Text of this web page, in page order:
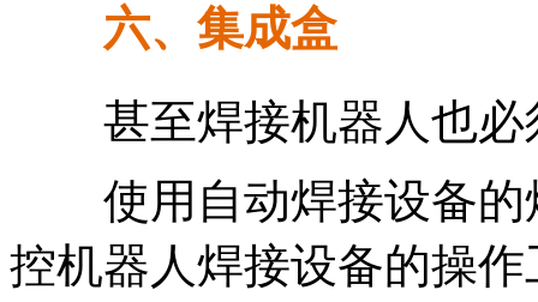
六、集成盒
甚至焊接机器人也
使用自动焊接设备的
控机器人焊接设备的操